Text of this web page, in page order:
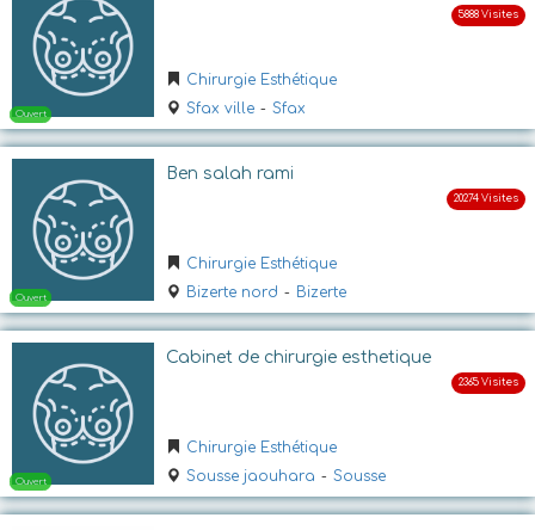
Ouvert
Ouvert
Chirurgie Esthétique
Sfax ville - Sfax
Ben salah rami
Chirurgie Esthétique
Bizerte nord - Bizerte
Cabinet de chirurgie esthetique
Chirurgie Esthétique
Sousse jaouhara - Sousse